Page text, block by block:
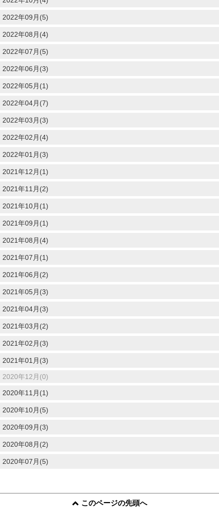
2022年09月(5)
2022年08月(4)
2022年07月(5)
2022年06月(3)
2022年05月(1)
2022年04月(7)
2022年03月(3)
2022年02月(4)
2022年01月(3)
2021年12月(1)
2021年11月(2)
2021年10月(1)
2021年09月(1)
2021年08月(4)
2021年07月(1)
2021年06月(2)
2021年05月(3)
2021年04月(3)
2021年03月(2)
2021年02月(3)
2021年01月(3)
2020年12月(0)
2020年11月(1)
2020年10月(5)
2020年09月(3)
2020年08月(2)
2020年07月(5)
このページの先頭へ